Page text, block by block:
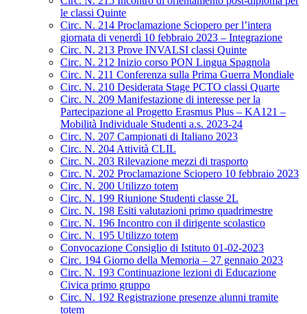
le classi Quinte
Circ. N. 214 Proclamazione Sciopero per l’intera
giornata di venerdì 10 febbraio 2023 – Integrazione
Circ. N. 213 Prove INVALSI classi Quinte
Circ. N. 212 Inizio corso PON Lingua Spagnola
Circ. N. 211 Conferenza sulla Prima Guerra Mondiale
Circ. N. 210 Desiderata Stage PCTO classi Quarte
Circ. N. 209 Manifestazione di interesse per la
Partecipazione al Progetto Erasmus Plus – KA121 –
Mobilità Individuale Studenti a.s. 2023-24
Circ. N. 207 Campionati di Italiano 2023
Circ. N. 204 Attività CLIL
Circ. N. 203 Rilevazione mezzi di trasporto
Circ. N. 202 Proclamazione Sciopero 10 febbraio 2023
Circ. N. 200 Utilizzo totem
Circ. N. 199 Riunione Studenti classe 2L
Circ. N. 198 Esiti valutazioni primo quadrimestre
Circ. N. 196 Incontro con il dirigente scolastico
Circ. N. 195 Utilizzo totem
Convocazione Consiglio di Istituto 01-02-2023
Circ. 194 Giorno della Memoria – 27 gennaio 2023
Circ. N. 193 Continuazione lezioni di Educazione
Civica primo gruppo
Circ. N. 192 Registrazione presenze alunni tramite
totem